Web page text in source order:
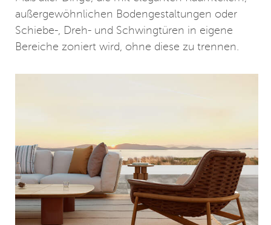
außergewöhnlichen Bodengestaltungen oder
Schiebe-, Dreh- und Schwingtüren in eigene
Bereiche zoniert wird, ohne diese zu trennen.